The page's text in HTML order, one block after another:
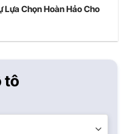
Lựa Chọn Hoàn Hảo Cho
tô